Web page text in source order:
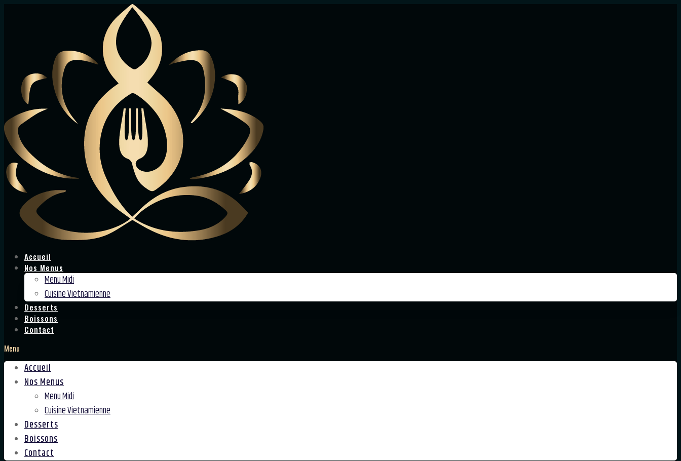
Accueil
Nos Menus
Menu Midi
Cuisine Vietnamienne
Desserts
Boissons
Contact
Menu
Accueil
Nos Menus
Menu Midi
Cuisine Vietnamienne
Desserts
Boissons
Contact